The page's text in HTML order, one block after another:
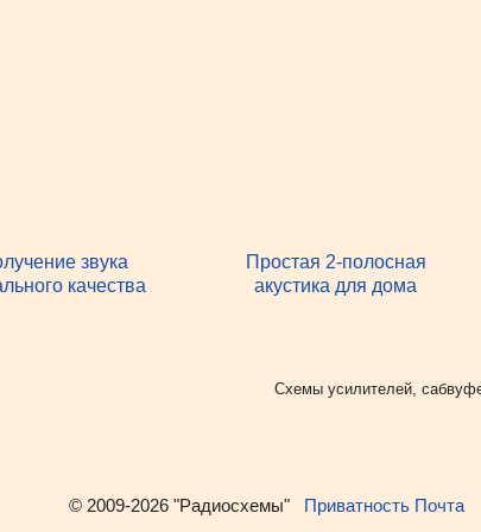
звука
качества
Простая 2-полосная
акустика для дома
Рубрики
Схемы усилителей,
© 2009-2026 "Радиосхемы" Приватность Почта